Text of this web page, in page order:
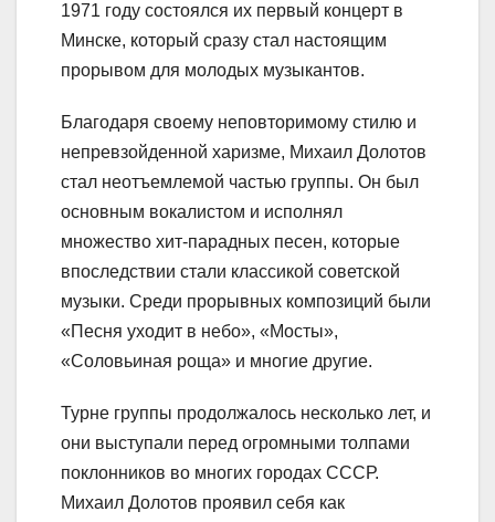
1971 году состоялся их первый концерт в
Минске, который сразу стал настоящим
прорывом для молодых музыкантов.
Благодаря своему неповторимому стилю и
непревзойденной харизме, Михаил Долотов
стал неотъемлемой частью группы. Он был
основным вокалистом и исполнял
множество хит-парадных песен, которые
впоследствии стали классикой советской
музыки. Среди прорывных композиций были
«Песня уходит в небо», «Мосты»,
«Соловьиная роща» и многие другие.
Турне группы продолжалось несколько лет, и
они выступали перед огромными толпами
поклонников во многих городах СССР.
Михаил Долотов проявил себя как